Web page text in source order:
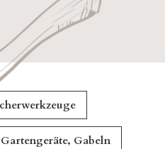
Gartengeräte, Gabeln